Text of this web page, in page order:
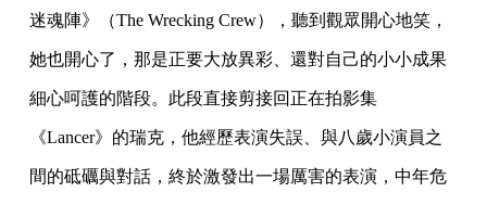
迷魂陣》（The Wrecking Crew），聽到觀眾開心地笑，
她也開心了，那是正要大放異彩、還對自己的小小成果
細心呵護的階段。此段直接剪接回正在拍影集
《Lancer》的瑞克，他經歷表演失誤、與八歲小演員之
間的砥礪與對話，終於激發出一場厲害的表演，中年危